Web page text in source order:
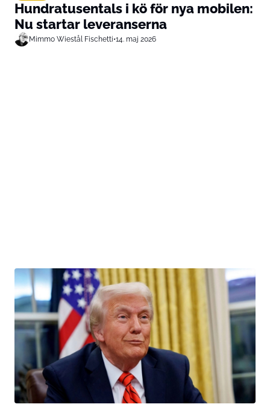
Hundratusentals i kö för nya mobilen:
Nu startar leveranserna
Mimmo Wiestål Fischetti•14. maj 2026